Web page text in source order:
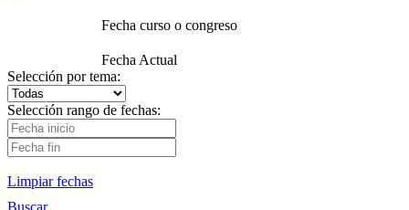
Fecha curso o congreso
Fecha Actual
Selección por tema:
Selección rango de fechas:
Limpiar fechas